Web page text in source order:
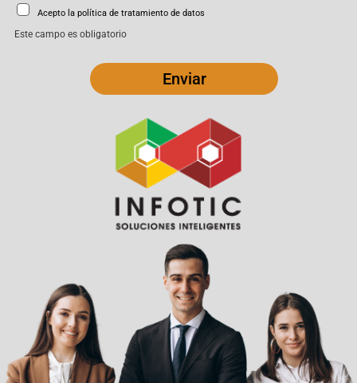
Acepto la política de tratamiento de datos
Este campo es obligatorio
Enviar